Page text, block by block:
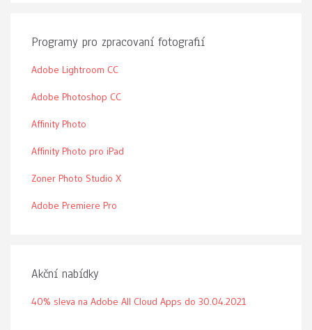
Programy pro zpracovaní fotografií
Adobe Lightroom CC
Adobe Photoshop CC
Affinity Photo
Affinity Photo pro iPad
Zoner Photo Studio X
Adobe Premiere Pro
Akční nabídky
40% sleva na Adobe All Cloud Apps do 30.04.2021